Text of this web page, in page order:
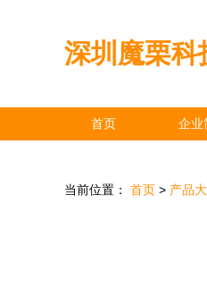
深圳魔栗科
首页 企业
当前位置： 首页 > 产品